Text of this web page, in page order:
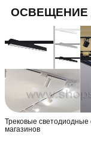
ОСВЕЩЕНИЕ
Трековые светодиодные
магазинов